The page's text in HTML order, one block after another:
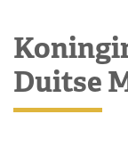
Duitse